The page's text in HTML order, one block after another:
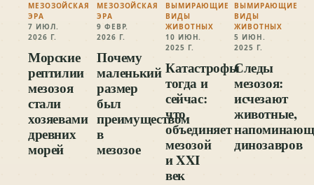
МЕЗОЗОЙСКАЯ
ЭРА
7 ИЮЛ.
2026 Г.
Морские
рептилии
мезозоя
стали
хозяевами
древних
морей
МЕЗОЗОЙСКАЯ
ЭРА
9 ФЕВР.
2026 Г.
Почему
маленький
размер
был
преимуществом
в
мезозое
ВЫМИРАЮЩИЕ
ВИДЫ
ЖИВОТНЫХ
10 ИЮН.
2025 Г.
Катастрофы
тогда и
сейчас:
что
объединяет
мезозой
и XXI
век
ВЫМИРАЮЩИЕ
ВИДЫ
ЖИВОТНЫХ
5 ИЮН.
2025 Г.
Следы
мезозоя:
исчезают
животные,
динозавров